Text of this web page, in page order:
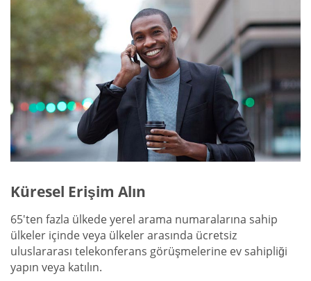
Küresel Erişim Alın
65'ten fazla ülkede yerel arama numaralarına sahip
ülkeler içinde veya ülkeler arasında ücretsiz
uluslararası telekonferans görüşmelerine ev sahipliği
yapın veya katılın.